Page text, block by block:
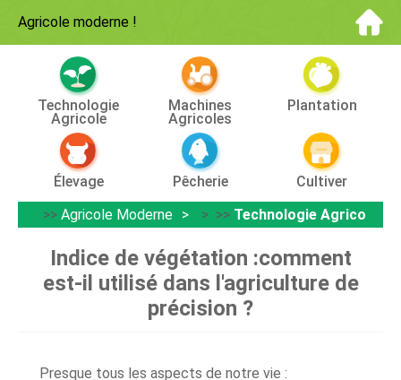
Agricole moderne !
Technologie
Agricole
Machines
Agricoles
Plantation
Élevage Pêcherie
Cultiver
>> Agricole Moderne > >> Technologie Agricole
Indice de végétation :comment
est-il utilisé dans l'agriculture de
précision ?
Presque tous les aspects de notre vie :